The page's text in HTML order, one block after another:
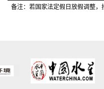
备注：若国家法定假日放假调整